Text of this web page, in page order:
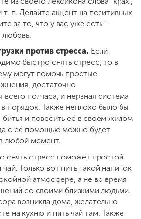
т. п. Делайте акцент на позитивных
за то, что у вас уже есть –
любовь.
против стресса. Если
быстро снять стресс, то в
могут помочь простые
достаточно
всего полчаса, и нервная система
порядок. Также неплохо было бы
битья и повесить её в своем жилом
с её помощью можно будет
любой момент.
снять стресс поможет простой
Только вот пить такой напиток
атмосфере, а не во время
со своими близкими людьми.
возникла дома, желательно
на кухню и пить чай там. Также